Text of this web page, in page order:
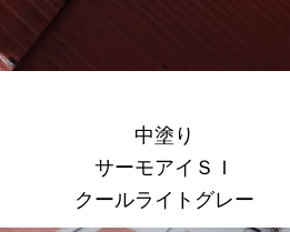
中塗り
サーモアイＳＩ
クールライトグレー